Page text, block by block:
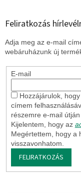
Feliratkozás
Adja meg az e-mail
webáruházunk új
E-mail
Hozzájárulok,
címem
részemre e-mail
Kijelentem, hogy az
Megértettem, hogy a
visszavonhatom.
FELIRATKOZÁS